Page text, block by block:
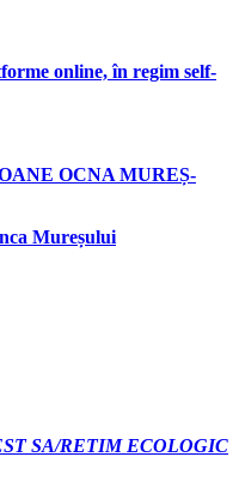
online, în regim self-
OCNA MUREȘ-
Mureșului
SA/RETIM ECOLOGIC